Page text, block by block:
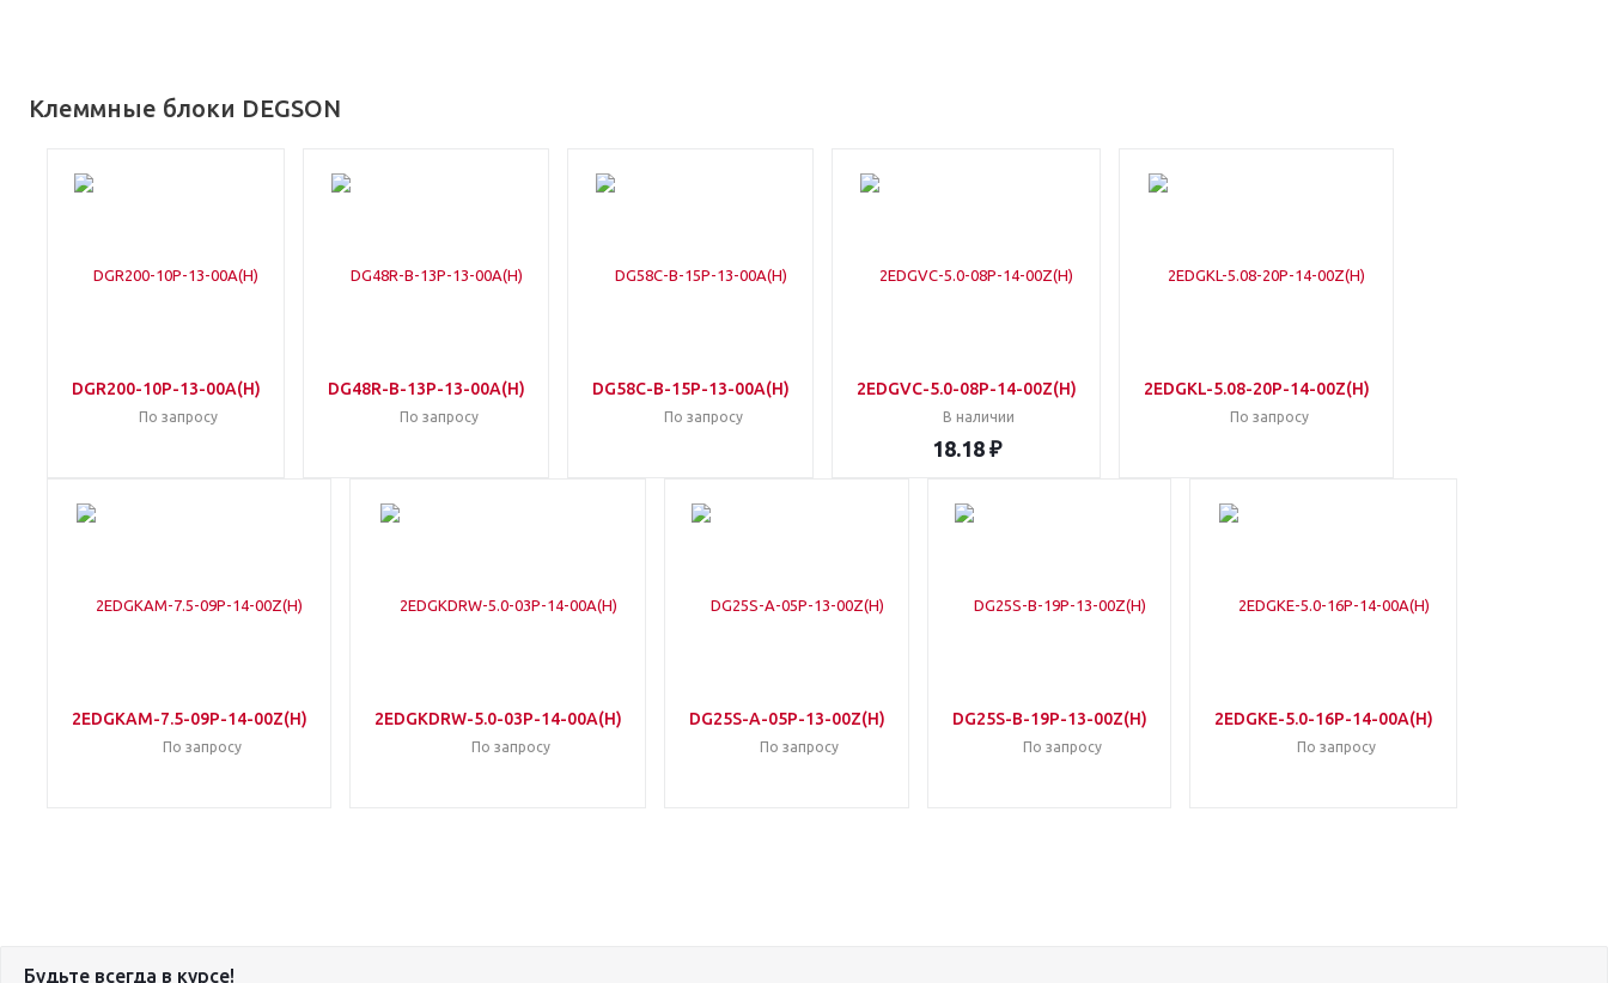
Клеммные блоки DEGSON
DGR200-10P-13-00A(H)
По запросу
DG48R-B-13P-13-00A(H)
По запросу
DG58C-B-15P-13-00A(H)
По запросу
2EDGVC-5.0-08P-14-00Z(H)
В наличии
18.18 ₽
2EDGKL-5.08-20P-14-00Z(H)
По запросу
2EDGKAM-7.5-09P-14-00Z(H)
По запросу
2EDGKDRW-5.0-03P-14-00A(H)
По запросу
DG25S-A-05P-13-00Z(H)
По запросу
DG25S-B-19P-13-00Z(H)
По запросу
2EDGKE-5.0-16P-14-00A(H)
По запросу
Будьте всегда в курсе!